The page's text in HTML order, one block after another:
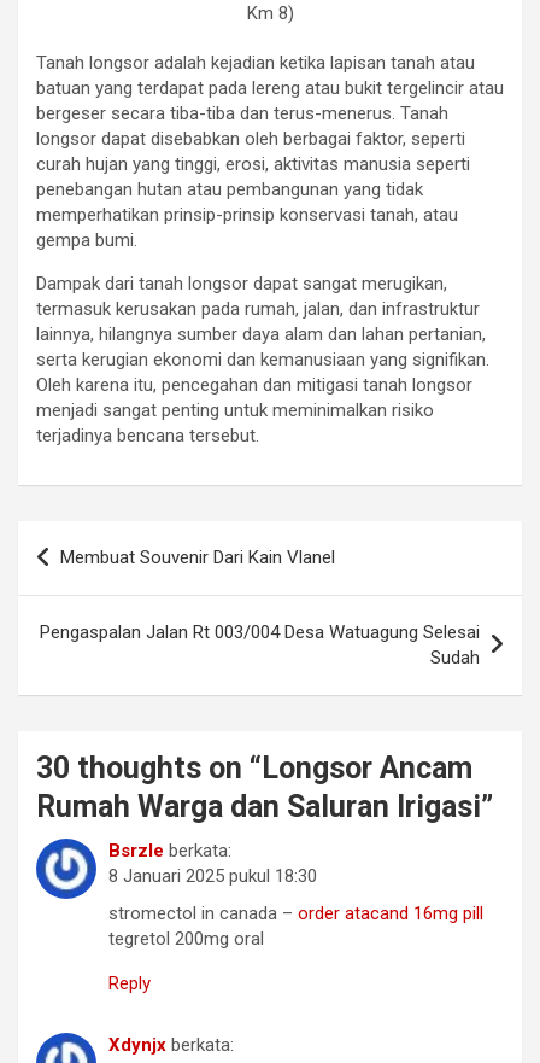
Km 8)
Tanah longsor adalah kejadian ketika lapisan tanah atau
batuan yang terdapat pada lereng atau bukit tergelincir atau
bergeser secara tiba-tiba dan terus-menerus. Tanah
longsor dapat disebabkan oleh berbagai faktor, seperti
curah hujan yang tinggi, erosi, aktivitas manusia seperti
penebangan hutan atau pembangunan yang tidak
memperhatikan prinsip-prinsip konservasi tanah, atau
gempa bumi.
Dampak dari tanah longsor dapat sangat merugikan,
termasuk kerusakan pada rumah, jalan, dan infrastruktur
lainnya, hilangnya sumber daya alam dan lahan pertanian,
serta kerugian ekonomi dan kemanusiaan yang signifikan.
Oleh karena itu, pencegahan dan mitigasi tanah longsor
menjadi sangat penting untuk meminimalkan risiko
terjadinya bencana tersebut.
Navigasi
pos
Membuat Souvenir Dari Kain Vlanel
Pengaspalan Jalan Rt 003/004 Desa Watuagung Selesai
Sudah
30 thoughts on “ Longsor Ancam
Rumah Warga dan Saluran Irigasi”
Bsrzle berkata:
8 Januari 2025 pukul 18:30
stromectol in canada – order atacand 16mg pill
tegretol 200mg oral
Reply
Xdynjx berkata: